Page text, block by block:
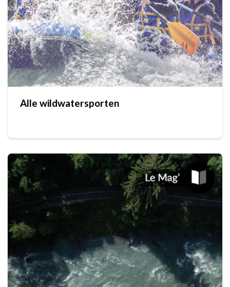
Alle wildwatersporten